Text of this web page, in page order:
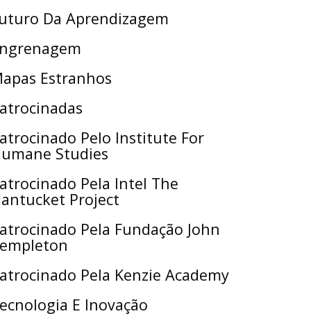
Da Aprendizagem
Estranhos
Pelo Institute For
Studies
Pela Intel The
Project
Pela Fundação John
Pela Kenzie Academy
E Inovação